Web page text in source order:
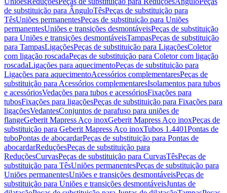
de substituição para ÂnguloTêsPeças de substituição para
TêsUniões permanentesPeças de substituição para Uniões
permanentesUniões e transições desmontáveisPeças de substituição
para Uniões e transições desmontáveisTampasPeças de substituição
para TampasLigaçõesPeças de substituição para LigaçõesColetor
com ligação roscadaPeças de substituição para Coletor com ligação
roscadaLigações para aquecimentoPeças de substituição para
Ligações para aquecimentoAcessórios complementaresPeças de
substituição para Acessórios complementaresIsolamentos para tubos
e acessóriosVedações para tubos e acessóriosFixações para
tubosFixações para ligaçõesPeças de substituição para Fixações para
ligaçõesVedantesConjuntos de parafuso para uniões de
flangeGeberit Mapress Aço inoxGeberit Mapress Aço inoxPeças de
substituição para Geberit Mapress Aço inoxTubos 1.4401Pontas de
tuboPontas de abocardarPeças de substituição para Pontas de
abocardarReduçõesPeças de substituição para
ReduçõesCurvasPeças de substituição para CurvasTêsPeças de
substituição para TêsUniões permanentesPeças de substituição para
Uniões permanentesUniões e transições desmontáveisPeças de
substituição para Uniões e transições desmontáveisJuntas de